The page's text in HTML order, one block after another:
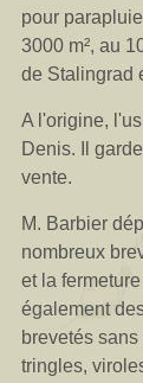
pour
3000 m², au
de Stalingrad
A l'origine,
Denis. Il
vente.
M. Barbier
nombreux
et la
également
brevetés
tringles,